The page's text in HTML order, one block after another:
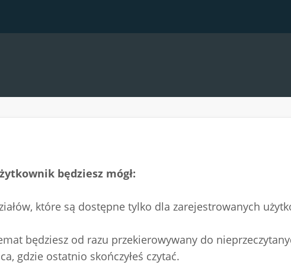
będziesz mógł:
które są dostępne tylko dla zarejestrowanych
będziesz od razu przekierowywany do
gdzie ostatnio skończyłeś czytać.